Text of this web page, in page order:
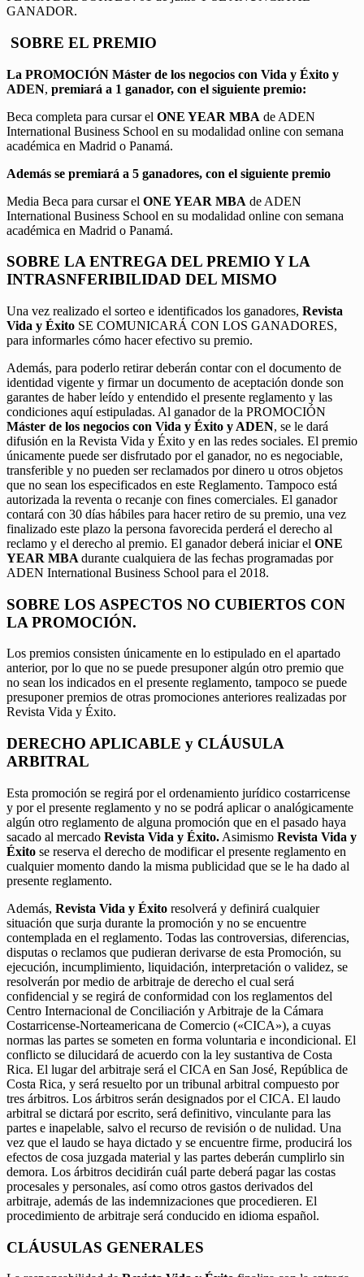
GANADOR.
SOBRE EL PREMIO
La PROMOCIÓN Máster de los negocios con Vida y Éxito y
ADEN, premiará a 1 ganador, con el siguiente premio:
Beca completa para cursar el ONE YEAR MBA de ADEN
International Business School en su modalidad online con semana
académica en Madrid o Panamá.
Además se premiará a 5 ganadores, con el siguiente premio
Media Beca para cursar el ONE YEAR MBA de ADEN
International Business School en su modalidad online con semana
académica en Madrid o Panamá.
SOBRE LA ENTREGA DEL PREMIO Y LA
INTRASNFERIBILIDAD DEL MISMO
Una vez realizado el sorteo e identificados los ganadores, Revista
Vida y Éxito SE COMUNICARÁ CON LOS GANADORES,
para informarles cómo hacer efectivo su premio.
Además, para poderlo retirar deberán contar con el documento de
identidad vigente y firmar un documento de aceptación donde son
garantes de haber leído y entendido el presente reglamento y las
condiciones aquí estipuladas. Al ganador de la PROMOCIÓN
Máster de los negocios con Vida y Éxito y ADEN, se le dará
difusión en la Revista Vida y Éxito y en las redes sociales. El premio
únicamente puede ser disfrutado por el ganador, no es negociable,
transferible y no pueden ser reclamados por dinero u otros objetos
que no sean los especificados en este Reglamento. Tampoco está
autorizada la reventa o recanje con fines comerciales. El ganador
contará con 30 días hábiles para hacer retiro de su premio, una vez
finalizado este plazo la persona favorecida perderá el derecho al
reclamo y el derecho al premio. El ganador deberá iniciar el ONE
YEAR MBA durante cualquiera de las fechas programadas por
ADEN International Business School para el 2018.
SOBRE LOS ASPECTOS NO CUBIERTOS CON
LA PROMOCIÓN.
Los premios consisten únicamente en lo estipulado en el apartado
anterior, por lo que no se puede presuponer algún otro premio que
no sean los indicados en el presente reglamento, tampoco se puede
presuponer premios de otras promociones anteriores realizadas por
Revista Vida y Éxito.
DERECHO APLICABLE y CLÁUSULA
ARBITRAL
Esta promoción se regirá por el ordenamiento jurídico costarricense
y por el presente reglamento y no se podrá aplicar o analógicamente
algún otro reglamento de alguna promoción que en el pasado haya
sacado al mercado Revista Vida y Éxito. Asimismo Revista Vida y
Éxito se reserva el derecho de modificar el presente reglamento en
cualquier momento dando la misma publicidad que se le ha dado al
presente reglamento.
Además, Revista Vida y Éxito resolverá y definirá cualquier
situación que surja durante la promoción y no se encuentre
contemplada en el reglamento. Todas las controversias, diferencias,
disputas o reclamos que pudieran derivarse de esta Promoción, su
ejecución, incumplimiento, liquidación, interpretación o validez, se
resolverán por medio de arbitraje de derecho el cual será
confidencial y se regirá de conformidad con los reglamentos del
Centro Internacional de Conciliación y Arbitraje de la Cámara
Costarricense-Norteamericana de Comercio («CICA»), a cuyas
normas las partes se someten en forma voluntaria e incondicional. El
conflicto se dilucidará de acuerdo con la ley sustantiva de Costa
Rica. El lugar del arbitraje será el CICA en San José, República de
Costa Rica, y será resuelto por un tribunal arbitral compuesto por
tres árbitros. Los árbitros serán designados por el CICA. El laudo
arbitral se dictará por escrito, será definitivo, vinculante para las
partes e inapelable, salvo el recurso de revisión o de nulidad. Una
vez que el laudo se haya dictado y se encuentre firme, producirá los
efectos de cosa juzgada material y las partes deberán cumplirlo sin
demora. Los árbitros decidirán cuál parte deberá pagar las costas
procesales y personales, así como otros gastos derivados del
arbitraje, además de las indemnizaciones que procedieren. El
procedimiento de arbitraje será conducido en idioma español.
CLÁUSULAS GENERALES